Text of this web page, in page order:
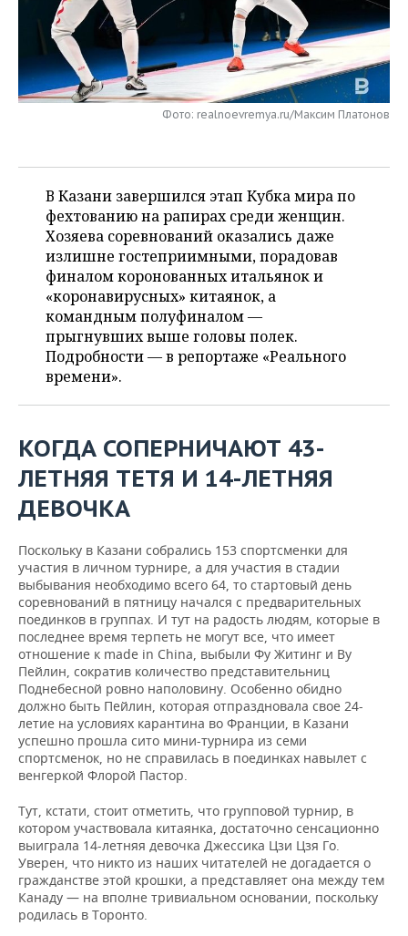
НЕФТЕХИМИЯ
НЕФТЬ
ОПК
РОЗНИЧНАЯ ТОРГОВЛЯ
ТРАНСПОРТ
НОВОСТИ ТЕХНОЛОГИЙ
IT
МЕРОПРИЯТИЯ
НОВОСТИ МЕРОПРИЯТИЙ
ВЫЕЗДНАЯ РЕДАКЦИЯ
ONLINE-КОНФЕРЕНЦИИ
ОТКРЫТАЯ ЛЕКЦИЯ
СПОРТ
ХОККЕЙ
БАСКЕТБОЛ
ВОЛЕЙБОЛ
КИБЕРСПОРТ
ФИГУРНОЕ КАТАНИЕ
ВОДНЫЕ ВИДЫ СПОРТА
ХОККЕЙ С МЯЧОМ
ВЛАСТЬ
ИНФРАСТРУКТУРА
ИСТОРИЯ
КУЛЬТУРА
МЕДИЦИНА
ОБРАЗОВАНИЕ
ПРОИСШЕСТВИЯ
СЮЖЕТЫ
СПРАВОЧНИК
СПИСОК ПЕРСОН
СПИСОК КОМПАНИЙ
ПОЛНАЯ ВЕРСИЯ
Фото: realnoevremya.ru/Максим Платонов
В Казани завершился этап Кубка мира по
фехтованию на рапирах среди женщин.
Хозяева соревнований оказались даже
излишне гостеприимными, порадовав
финалом коронованных итальянок и
«коронавирусных» китаянок, а
командным полуфиналом —
прыгнувших выше головы полек.
Подробности — в репортаже «Реального
времени».
КОГДА СОПЕРНИЧАЮТ 43-
ЛЕТНЯЯ ТЕТЯ И 14-ЛЕТНЯЯ
ДЕВОЧКА
Поскольку в Казани собрались 153 спортсменки для
участия в личном турнире, а для участия в стадии
выбывания необходимо всего 64, то стартовый день
соревнований в пятницу начался с предварительных
поединков в группах. И тут на радость людям, которые в
последнее время терпеть не могут все, что имеет
отношение к made in China, выбыли Фу Житинг и Ву
Пейлин, сократив количество представительниц
Поднебесной ровно наполовину. Особенно обидно
должно быть Пейлин, которая отпраздновала свое 24-
летие на условиях карантина во Франции, в Казани
успешно прошла сито мини-турнира из семи
спортсменок, но не справилась в поединках навылет с
венгеркой Флорой Пастор.
Тут, кстати, стоит отметить, что групповой турнир, в
котором участвовала китаянка, достаточно сенсационно
выиграла 14-летняя девочка Джессика Цзи Цзя Го.
Уверен, что никто из наших читателей не догадается о
гражданстве этой крошки, а представляет она между тем
Канаду — на вполне тривиальном основании, поскольку
родилась в Торонто.